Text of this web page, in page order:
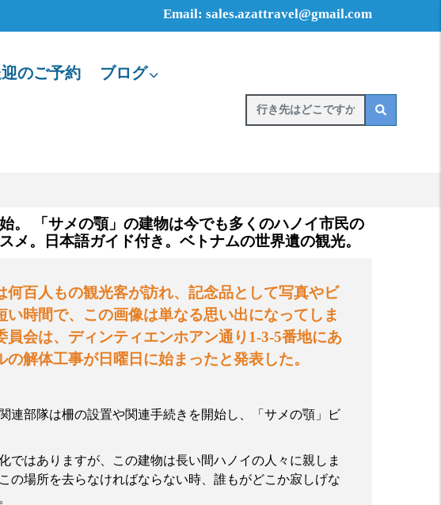
Email: sales.azattravel@gmail.com
のご予約 ブログ
。 「サメの顎」の建物は今でも多くのハノイ市民の
。日本語ガイド付き。ベトナムの世界遺の観光。
百人もの観光客が訪れ、記念品として写真やビ
時間で、この画像は単なる思い出になってしま
会は、ディンティエンホアン通り 1-3-5番地にあ
解体工事が日曜日に始まったと発表した。
連部隊は柵の設置や関連手続きを開始し、「サメの顎」ビ
ではありますが、この建物は長い間ハノイの人々に親しま
の場所を去らなければならない時、誰もがどこか寂しげな